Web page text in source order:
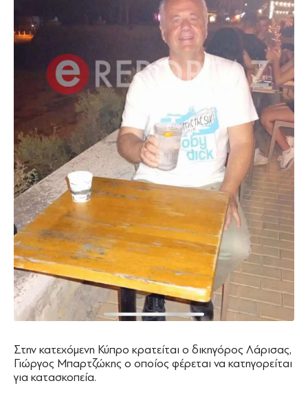
Στην κατεχόμενη Κύπρο κρατείται ο δικηγόρος Λάρισας,
Γιώργος Μπαρτζώκης ο οποίος φέρεται να κατηγορείται
για κατασκοπεία.